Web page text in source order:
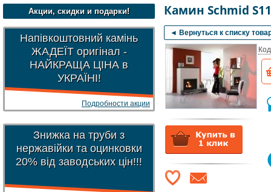
Акции, скидки и подарки!
Напівкоштовний камінь
ЖАДЕЇТ оригінал -
НАЙКРАЩА ЦІНА в
УКРАЇНІ!
Подробности акции
Знижка на труби з
нержавійки та оцинковки
20% від заводських цін!!!
Камин Schmid S11
◄ Вернуться к списку